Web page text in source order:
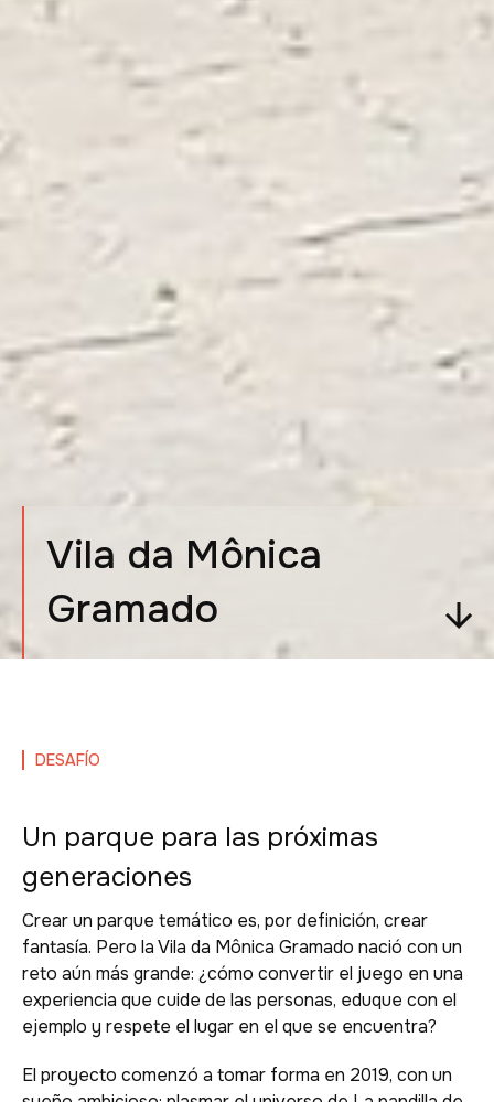
Vila da Mônica
Gramado
DESAFÍO
Un parque para las próximas
generaciones
Crear un parque temático es, por definición, crear
fantasía. Pero la Vila da Mônica Gramado nació con un
reto aún más grande: ¿cómo convertir el juego en una
experiencia que cuide de las personas, eduque con el
ejemplo y respete el lugar en el que se encuentra?
El proyecto comenzó a tomar forma en 2019, con un